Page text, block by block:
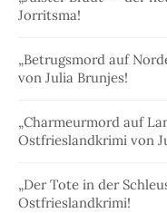
Jorritsma!
„Betrugsmord auf
von Julia Brunjes!
„Charmeurmord auf
Ostfrieslandkrimi von
„Der Tote in der
Ostfrieslandkrimi!